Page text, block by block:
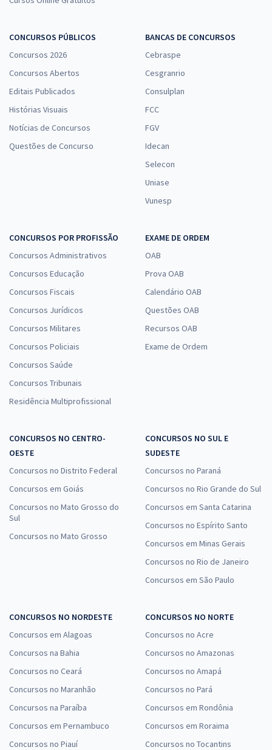
CONCURSOS PÚBLICOS
Concursos 2026
Concursos Abertos
Editais Publicados
Histórias Visuais
Notícias de Concursos
Questões de Concurso
BANCAS DE CONCURSOS
Cebraspe
Cesgranrio
Consulplan
FCC
FGV
Idecan
Selecon
Uniase
Vunesp
CONCURSOS POR PROFISSÃO
Concursos Administrativos
Concursos Educação
Concursos Fiscais
Concursos Jurídicos
Concursos Militares
Concursos Policiais
Concursos Saúde
Concursos Tribunais
Residência Multiprofissional
EXAME DE ORDEM
OAB
Prova OAB
Calendário OAB
Questões OAB
Recursos OAB
Exame de Ordem
CONCURSOS NO CENTRO-
OESTE
Concursos no Distrito Federal
Concursos em Goiás
Concursos no Mato Grosso do
Sul
Concursos no Mato Grosso
CONCURSOS NO SUL E
SUDESTE
Concursos no Paraná
Concursos no Rio Grande do Sul
Concursos em Santa Catarina
Concursos no Espírito Santo
Concursos em Minas Gerais
Concursos no Rio de Janeiro
Concursos em São Paulo
CONCURSOS NO NORDESTE
Concursos em Alagoas
Concursos na Bahia
Concursos no Ceará
Concursos no Maranhão
Concursos na Paraíba
Concursos em Pernambuco
Concursos no Piauí
CONCURSOS NO NORTE
Concursos no Acre
Concursos no Amazonas
Concursos no Amapá
Concursos no Pará
Concursos em Rondônia
Concursos em Roraima
Concursos no Tocantins